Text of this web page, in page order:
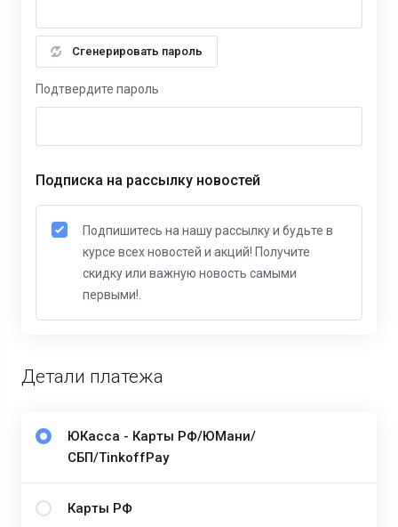
Сгенерировать пароль
Подтвердите пароль
Подписка на рассылку новостей
Подпишитесь на нашу рассылку и будьте в
курсе всех новостей и акций! Получите
скидку или важную новость самыми
первыми!.
Детали платежа
ЮКасса - Карты РФ/ЮМани/
СБП/TinkoffPay
Карты РФ